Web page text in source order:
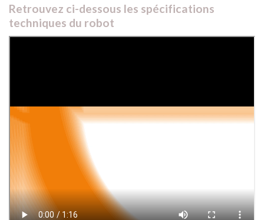
Retrouvez ci-dessous les spécifications
techniques du robot